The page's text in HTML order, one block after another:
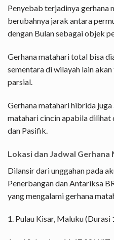
Penyebab terjadinya gerhana
berubahnya jarak antara
dengan Bulan sebagai objek
Gerhana matahari total bisa
sementara di wilayah lain
parsial.
Gerhana matahari hibrida
matahari cincin apabila dilihat
dan Pasifik.
Lokasi dan Jadwal
Dilansir dari unggahan pada
Penerbangan dan Antariksa
yang mengalami gerhana
1. Pulau Kisar, Maluku